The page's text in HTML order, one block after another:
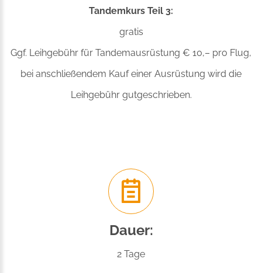
Tandemkurs Teil 3:
gratis
Ggf. Leihgebühr für Tandemausrüstung € 10,– pro Flug,
bei anschließendem Kauf einer Ausrüstung wird die
Leihgebühr gutgeschrieben.
Dauer:
2 Tage